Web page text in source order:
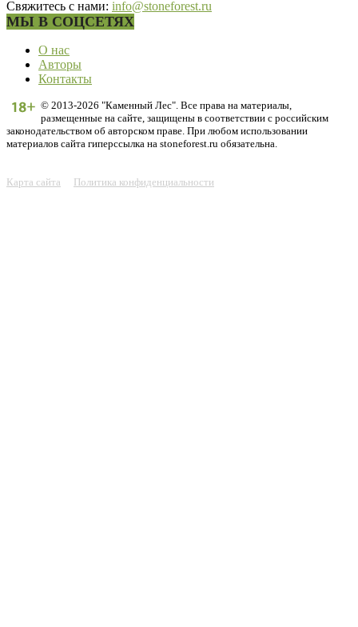
Свяжитесь с нами: info@stoneforest.ru
МЫ В СОЦСЕТЯХ
О нас
Авторы
Контакты
© 2013-2026 "Каменный Лес". Все права на материалы,
размещенные на сайте, защищены в соответствии с российским
законодательством об авторском праве. При любом использовании
материалов сайта гиперссылка на stoneforest.ru обязательна.
Карта сайта Политика конфиденциальности